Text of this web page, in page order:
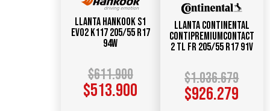
Llanta HANKOOK S1
Evo2 K117 205/55 R17
94W
$611.900
$513.900
Llanta CONTINENTAL
ContiPremiumContact
2 TL FR 205/55 R17 91V
$1.036.679
$926.279